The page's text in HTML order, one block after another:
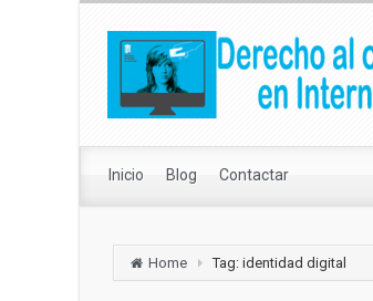
Inicio Blog Contactar
Home Tag: identidad digital